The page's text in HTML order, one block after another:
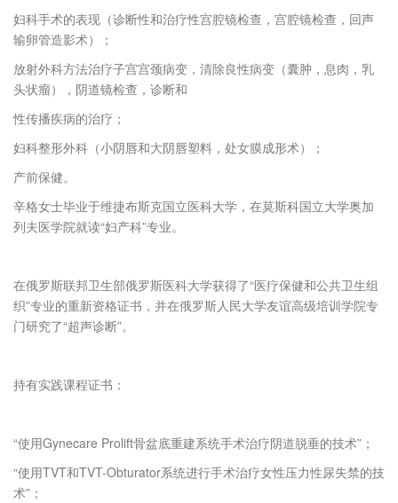
妇科手术的表现（诊断性和治疗性宫腔镜检查，宫腔镜检查，回声
输卵管造影术）；
放射外科方法治疗子宫宫颈病变，清除良性病变（囊肿，息肉，乳
头状瘤），阴道镜检查，诊断和
性传播疾病的治疗；
妇科整形外科（小阴唇和大阴唇塑料，处女膜成形术）；
产前保健。
辛格女士毕业于维捷布斯克国立医科大学，在莫斯科国立大学奥加
列夫医学院就读“妇产科”专业。
在俄罗斯联邦卫生部俄罗斯医科大学获得了“医疗保健和公共卫生组
织”专业的重新资格证书，并在俄罗斯人民大学友谊高级培训学院专
门研究了“超声诊断”。
持有实践课程证书：
“使用Gynecare Prolift骨盆底重建系统手术治疗阴道脱垂的技术”；
“使用TVT和TVT-Obturator系统进行手术治疗女性压力性尿失禁的技
术”；